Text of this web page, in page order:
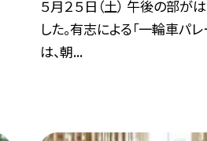
５月２５日（土） 午後の部が
した。有志による「一輪車パレ
は、朝...